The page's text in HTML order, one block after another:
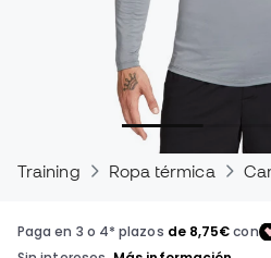
Training Ropa térmica